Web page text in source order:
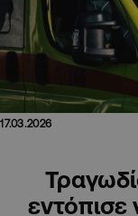
17.03.2026